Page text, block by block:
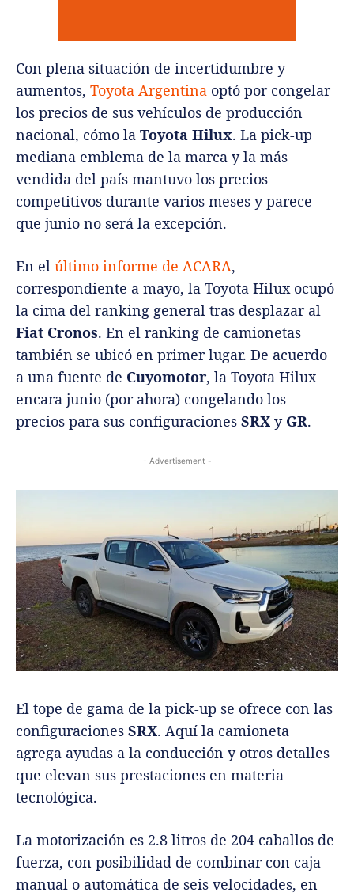
Con plena situación de incertidumbre y
aumentos, Toyota Argentina optó por congelar
los precios de sus vehículos de producción
nacional, cómo la Toyota Hilux. La pick-up
mediana emblema de la marca y la más
vendida del país mantuvo los precios
competitivos durante varios meses y parece
que junio no será la excepción.
En el último informe de ACARA,
correspondiente a mayo, la Toyota Hilux ocupó
la cima del ranking general tras desplazar al
Fiat Cronos. En el ranking de camionetas
también se ubicó en primer lugar. De acuerdo
a una fuente de Cuyomotor, la Toyota Hilux
encara junio (por ahora) congelando los
precios para sus configuraciones SRX y GR.
- Advertisement -
El tope de gama de la pick-up se ofrece con las
configuraciones SRX. Aquí la camioneta
agrega ayudas a la conducción y otros detalles
que elevan sus prestaciones en materia
tecnológica.
La motorización es 2.8 litros de 204 caballos de
fuerza, con posibilidad de combinar con caja
manual o automática de seis velocidades, en